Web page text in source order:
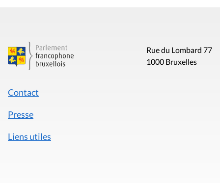
Rue du Lombard 77
1000 Bruxelles
Contact
Presse
Liens utiles